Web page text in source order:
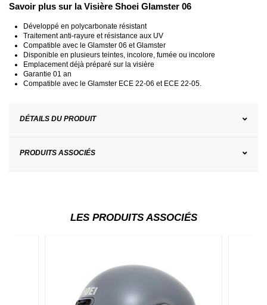
Savoir plus sur la Visière Shoei Glamster 06
Développé en polycarbonate résistant
Traitement anti-rayure et résistance aux UV
Compatible avec le Glamster 06 et Glamster
Disponible en plusieurs teintes, incolore, fumée ou incolore
Emplacement déjà préparé sur la visière
Garantie 01 an
Compatible avec le Glamster ECE 22-06 et ECE 22-05.
DÉTAILS DU PRODUIT
PRODUITS ASSOCIÉS
LES PRODUITS ASSOCIÉS